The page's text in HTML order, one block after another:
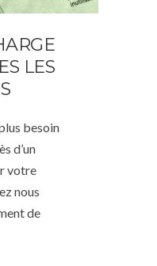
LES
besoin
d’un
votre
nous
de